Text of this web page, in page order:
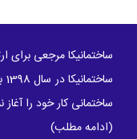
ساختمانیکا مرجعی برای
ساختمانی کار خود را آغاز
(ادامه مطلب)